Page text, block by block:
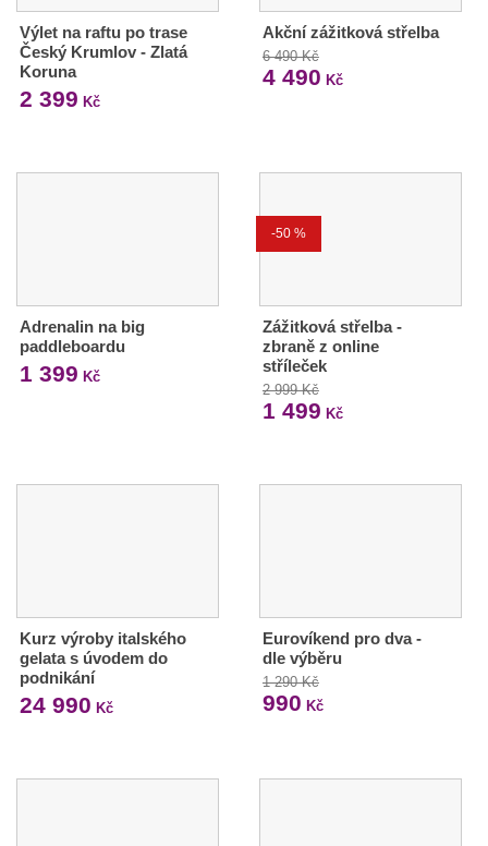
Výlet na raftu po trase
Český Krumlov - Zlatá
Koruna
2 399 Kč
Akční zážitková střelba
6 490 Kč
4 490 Kč
Adrenalin na big
paddleboardu
1 399 Kč
-50 %
Zážitková střelba -
zbraně z online
stříleček
2 999 Kč
1 499 Kč
Kurz výroby italského
gelata s úvodem do
podnikání
24 990 Kč
Eurovíkend pro dva -
dle výběru
1 290 Kč
990 Kč